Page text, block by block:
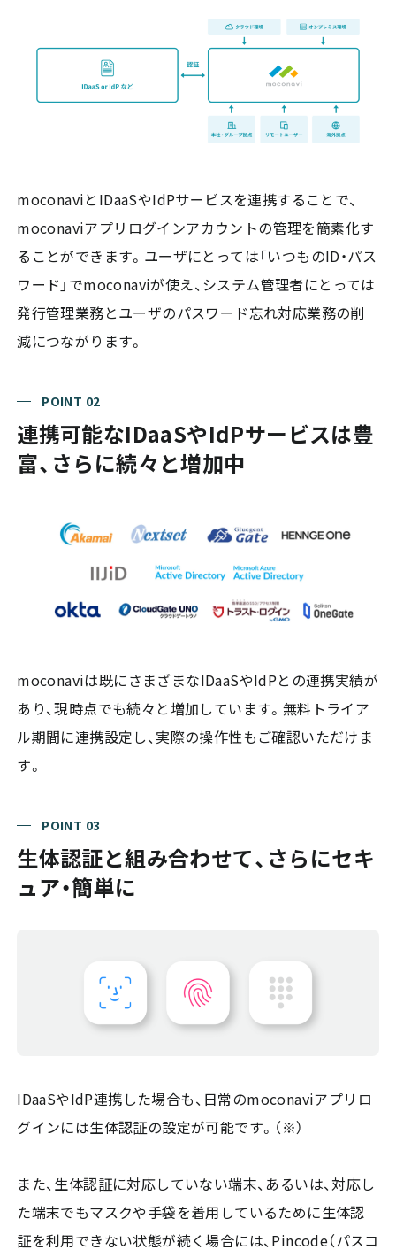
moconaviとIDaaSやIdPサービスを連携することで、
moconaviアプリログインアカウントの管理を簡素化す
ることができます。ユーザにとっては「いつものID・パス
ワード」でmoconaviが使え、システム管理者にとっては
発行管理業務とユーザのパスワード忘れ対応業務の削
減につながります。
POINT 02
連携可能なIDaaSやIdPサービスは豊
富、さらに続々と増加中
moconaviは既にさまざまなIDaaSやIdPとの連携実績が
あり、現時点でも続々と増加しています。無料トライア
ル期間に連携設定し、実際の操作性もご確認いただけま
す。
POINT 03
生体認証と組み合わせて、さらにセキ
ュア・簡単に
IDaaSやIdP連携した場合も、日常のmoconaviアプリロ
グインには生体認証の設定が可能です。（※）
また、生体認証に対応していない端末、あるいは、対応し
た端末でもマスクや手袋を着用しているために生体認
証を利用できない状態が続く場合には、Pincode（パスコ